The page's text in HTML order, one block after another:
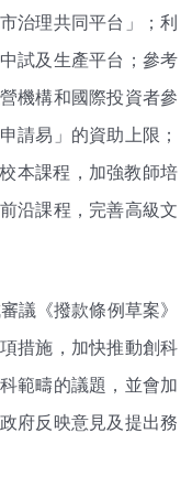
治理共同平台」；利
試及生產平台；參考
機構和國際投資者參
請易」的資助上限；
本課程，加強教師培
沿課程，完善高級文
議《撥款條例草案》
措施，加快推動創科
範疇的議題，並會加
府反映意見及提出務